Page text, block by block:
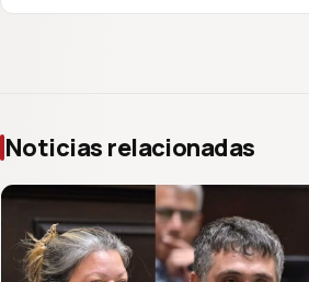
Noticias relacionadas